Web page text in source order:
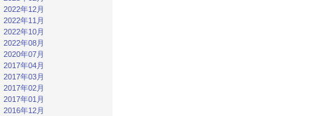
2022年12月
2022年11月
2022年10月
2022年08月
2020年07月
2017年04月
2017年03月
2017年02月
2017年01月
2016年12月